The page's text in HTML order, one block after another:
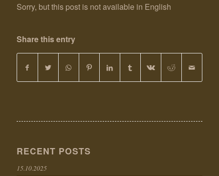
Sorry, but this post is not available in English
Share this entry
RECENT POSTS
15.10.2025